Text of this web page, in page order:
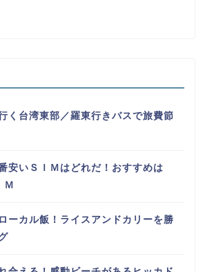
く台湾東部／羅東行きバスで旅費節
安いＳＩＭはどれだ！おすすめは
ーカル飯！ライスアンドカリーを勝